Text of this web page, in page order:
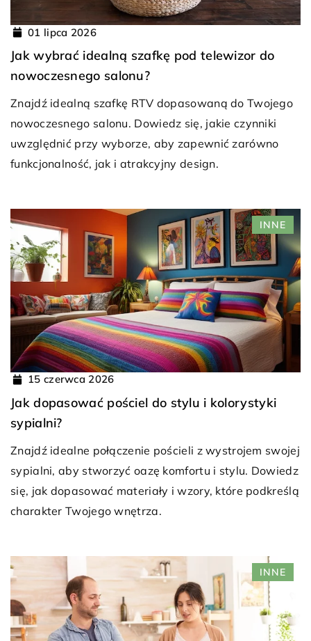
01 lipca 2026
Jak wybrać idealną szafkę pod telewizor do
nowoczesnego salonu?
Znajdź idealną szafkę RTV dopasowaną do Twojego
nowoczesnego salonu. Dowiedz się, jakie czynniki
uwzględnić przy wyborze, aby zapewnić zarówno
funkcjonalność, jak i atrakcyjny design.
INNE
15 czerwca 2026
Jak dopasować pościel do stylu i kolorystyki
sypialni?
Znajdź idealne połączenie pościeli z wystrojem swojej
sypialni, aby stworzyć oazę komfortu i stylu. Dowiedz
się, jak dopasować materiały i wzory, które podkreślą
charakter Twojego wnętrza.
INNE